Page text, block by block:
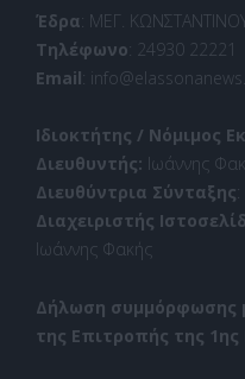
Έδρα: ΜΕΓ.
Τηλέφωνο: 24930 22221
Email:
Ιδιοκτήτης / Νόμιμος
Διευθυντής: Ιωάννης
Διευθύντρια Σύνταξης
Διαχειριστής
Ιωάννης Φακής
Δήλωση συμμόρφωσης
της Επιτροπής της